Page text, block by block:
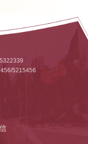
5215456